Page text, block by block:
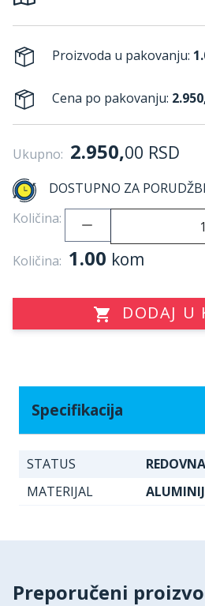
Proizvoda u pakovanju:
Cena po pakovanju:
Ukupno: 2.950,00 RSD
DOSTUPNO ZA
Količina:
Količina: 1.00 kom
DODAJ U
Specifikacija
STATUS
MATERIJAL
Preporučeni